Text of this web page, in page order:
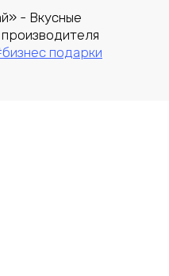
- Вкусные
подарки